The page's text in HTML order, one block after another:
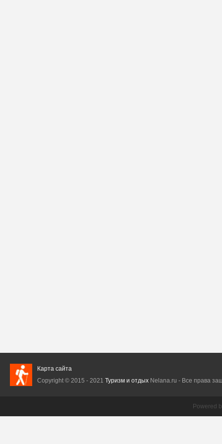
Карта сайта
Copyright © 2015 - 2021 Туризм и отдыхNelana.ru - Все права
Powered